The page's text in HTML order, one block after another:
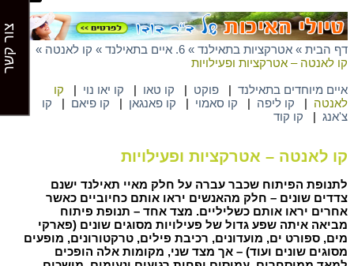
דף הבית » אטרקציות בתאילנד » 6. איים בתאילנד » קו לאנטה »
קו לאנטה – אטרקציות ופעילויות
איים מיוחדים בתאילנד | פוקט | קו טאו | קו יאו נוי | קו
לאנטה | קו ליפה | קו סאמוי | קו פאנגאן | קו פיאם | קו
צ'אנג | קו קוד
קו לאנטה – אטרקציות ופעילויות
לתנופת הפיתוח שכבר עברה על חלק מאיי תאילנד ישנם
צדדים שונים – חלק מהאנשים יראו אותם כחיוביים כאשר
אחרים יראו אותם כשליליים. מצד אחד – תנופת פיתוח
מביאה איתה שפע גדול של פעילויות מסוגים שונים (פארקי
מים, ספורט ים, מועדונים, רכיבת פילים, טרקטורונים, מופעים
מסוגים שונים ועוד) – אך מצד שני, מקומות אלה הופכים
צור קשר